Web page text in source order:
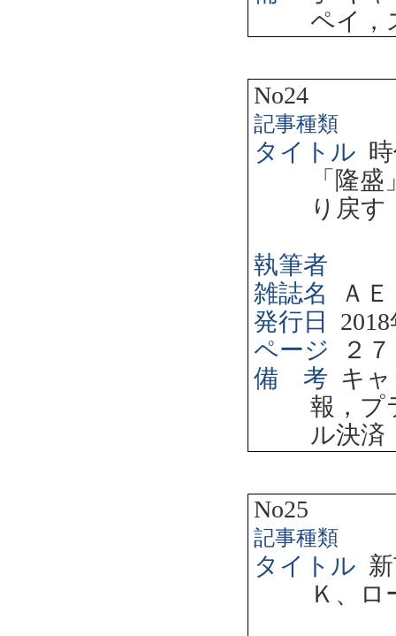
ペイ，
No24
記事種類
タイトル
「隆
り戻す
執筆者
雑誌名
Ａ
発行日
2018
ページ
２
備 考 キ
報，プ
ル決済
No25
記事種類
タイトル
Ｋ、